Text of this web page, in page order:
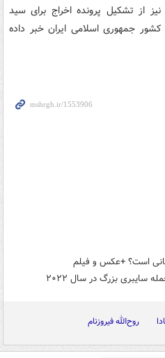
نیوز روز چهارشنبه ۱۵ آذر نیز از تشکیل پرونده اخراج برای سید
جمهوری اسلامی ایران خبر داده
است؟ +عکس و فیلم
روح‌الله فیروزنام